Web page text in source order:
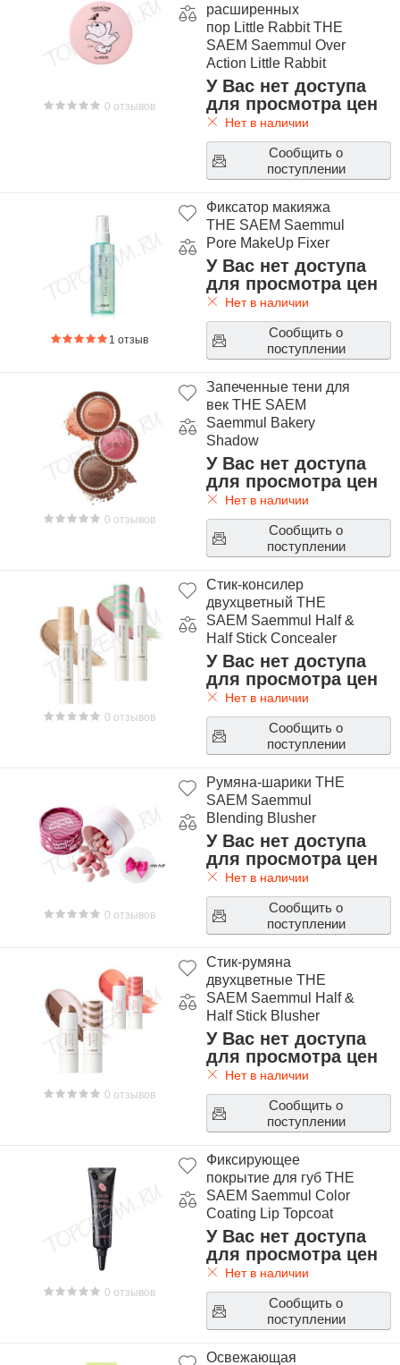
0 отзывов
расширенных
пор Little Rabbit THE
SAEM Saemmul Over
Action Little Rabbit
Edition Perfect Pore
Powder
У Вас нет доступа
для просмотра цен
Нет в наличии
Сообщить о
поступлении
1 отзыв
Фиксатор макияжа
THE SAEM Saemmul
Pore MakeUp Fixer
У Вас нет доступа
для просмотра цен
Нет в наличии
Сообщить о
поступлении
0 отзывов
Запеченные тени для
век THE SAEM
Saemmul Bakery
Shadow
У Вас нет доступа
для просмотра цен
Нет в наличии
Сообщить о
поступлении
0 отзывов
Стик-консилер
двухцветный THE
SAEM Saemmul Half &
Half Stick Concealer
У Вас нет доступа
для просмотра цен
Нет в наличии
Сообщить о
поступлении
0 отзывов
Румяна-шарики THE
SAEM Saemmul
Blending Blusher
У Вас нет доступа
для просмотра цен
Нет в наличии
Сообщить о
поступлении
0 отзывов
Стик-румяна
двухцветные THE
SAEM Saemmul Half &
Half Stick Blusher
У Вас нет доступа
для просмотра цен
Нет в наличии
Сообщить о
поступлении
0 отзывов
Фиксирующее
покрытие для губ THE
SAEM Saemmul Color
Coating Lip Topcoat
У Вас нет доступа
для просмотра цен
Нет в наличии
Сообщить о
поступлении
Освежающая